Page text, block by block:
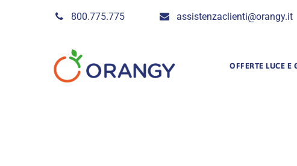
800.775.775 assistenzaclienti@orangy.it
OFFERTE LUCE E